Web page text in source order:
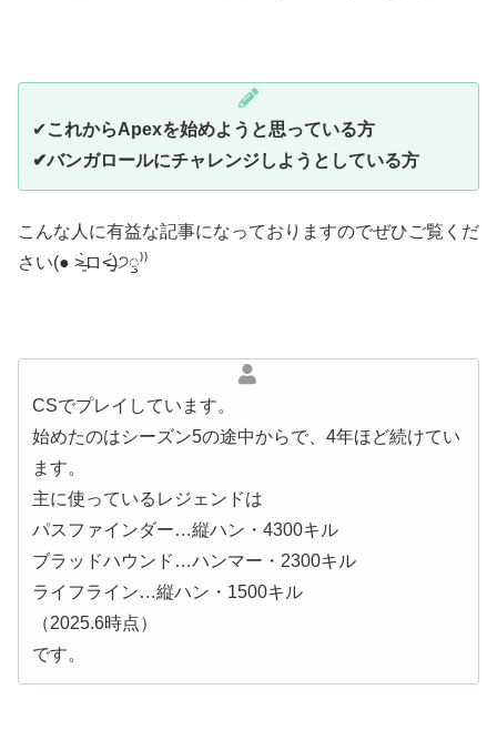
✔︎これからApexを始めようと思っている方
✔︎バンガロールにチャレンジしようとしている方
こんな人に有益な記事になっておりますのでぜひご覧くだ
さい(● ˃̶͈̀ロ˂̶͈́)੭ꠥ⁾⁾
CSでプレイしています。
始めたのはシーズン5の途中からで、4年ほど続けてい
ます。
主に使っているレジェンドは
パスファインダー…縦ハン・4300キル
ブラッドハウンド…ハンマー・2300キル
ライフライン…縦ハン・1500キル
（2025.6時点）
です。